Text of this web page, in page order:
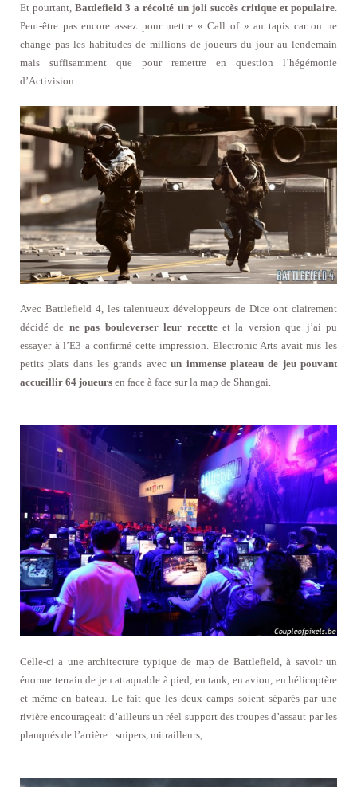
Et pourtant,Battlefield 3 a récolté un joli succès critique et populaire
Peut-être pas encore assez pour mettre « Call of » au tapis car on ne
change pas les habitudes de millions de joueurs du jour au lendemain
mais suffisamment que pour remettre en question l’hégémonie
d’Activision.
Avec Battlefield 4, les talentueux développeurs de Dice ont clairement
décidé de ne pas bouleverser leur recetteet la version que j’ai pu
essayer à l’E3 a confirmé cette impression. Electronic Arts avait mis les
petits plats dans les grands avecun immense plateau de jeu pouvant
accueillir 64 joueurs en face à face sur la map de Shangai.
Celle-ci a une architecture typique de map de Battlefield, à savoir un
énorme terrain de jeu attaquable à pied, en tank, en avion, en hélicoptère
et même en bateau. Le fait que les deux camps soient séparés par une
rivière encourageait d’ailleurs un réel support des troupes d’assaut par les
planqués de l’arrière : snipers, mitrailleurs,…